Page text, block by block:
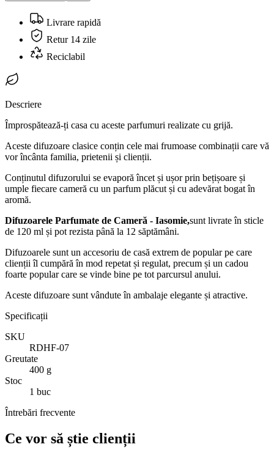
Livrare rapidă
Retur 14 zile
Reciclabil
Descriere
Împrospătează-ți casa cu aceste parfumuri realizate cu grijă.
Aceste difuzoare clasice conțin cele mai frumoase combinații care vă
vor încânta familia, prietenii și clienții.
Conținutul difuzorului se evaporă încet și ușor prin bețișoare și
umple fiecare cameră cu un parfum plăcut și cu adevărat bogat în
aromă.
Difuzoarele Parfumate de Cameră - Iasomie,sunt livrate în sticle
de 120 ml și pot rezista până la 12 săptămâni.
Difuzoarele sunt un accesoriu de casă extrem de popular pe care
clienții îl cumpără în mod repetat și regulat, precum și un cadou
foarte popular care se vinde bine pe tot parcursul anului.
Aceste difuzoare sunt vândute în ambalaje elegante și atractive.
Specificații
SKU
RDHF-07
Greutate
400 g
Stoc
1 buc
Întrebări frecvente
Ce vor să știe clienții